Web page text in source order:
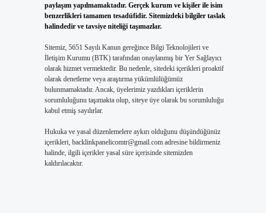
paylaşım yapılmamaktadır. Gerçek kurum ve kişiler ile isim
benzerlikleri tamamen tesadüfidir. Sitemizdeki bilgiler taslak
halindedir ve tavsiye niteliği taşımazlar.
Sitemiz, 5651 Sayılı Kanun gereğince Bilgi Teknolojileri ve
İletişim Kurumu (BTK) tarafından onaylanmış bir Yer Sağlayıcı
olarak hizmet vermektedir. Bu nedenle, sitedeki içerikleri proaktif
olarak denetleme veya araştırma yükümlülüğümüz
bulunmamaktadır. Ancak, üyelerimiz yazdıkları içeriklerin
sorumluluğunu taşımakta olup, siteye üye olarak bu sorumluluğu
kabul etmiş sayılırlar.
Hukuka ve yasal düzenlemelere aykırı olduğunu düşündüğünüz
içerikleri, backlinkpanelicomtr@gmail.comadresine bildirmeniz
halinde, ilgili içerikler yasal süre içerisinde sitemizden
kaldırılacaktır.